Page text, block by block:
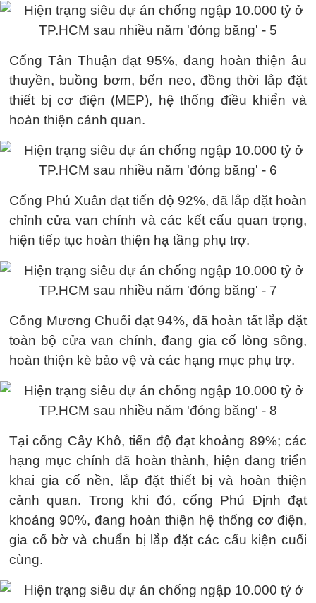
Cống Tân Thuận đạt 95%, đang hoàn thiện âu
thuyền, buồng bơm, bến neo, đồng thời lắp đặt
thiết bị cơ điện (MEP), hệ thống điều khiển và
hoàn thiện cảnh quan.
Cống Phú Xuân đạt tiến độ 92%, đã lắp đặt hoàn
chỉnh cửa van chính và các kết cấu quan trọng,
hiện tiếp tục hoàn thiện hạ tầng phụ trợ.
Cống Mương Chuối đạt 94%, đã hoàn tất lắp đặt
toàn bộ cửa van chính, đang gia cố lòng sông,
hoàn thiện kè bảo vệ và các hạng mục phụ trợ.
Tại cống Cây Khô, tiến độ đạt khoảng 89%; các
hạng mục chính đã hoàn thành, hiện đang triển
khai gia cố nền, lắp đặt thiết bị và hoàn thiện
cảnh quan. Trong khi đó, cống Phú Định đạt
khoảng 90%, đang hoàn thiện hệ thống cơ điện,
gia cố bờ và chuẩn bị lắp đặt các cấu kiện cuối
cùng.